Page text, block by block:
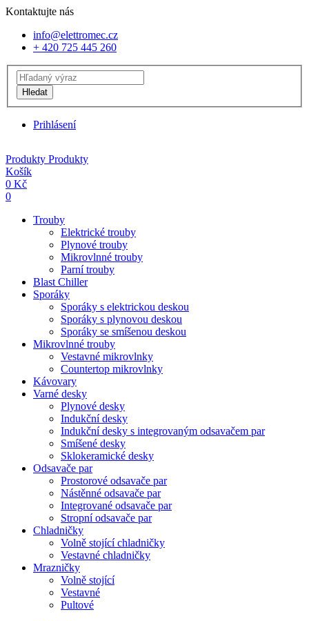
Kontaktujte nás
info@elettromec.cz
+ 420 725 445 260
Hledat
Prihlásení
Produkty Produkty
Košík
0 Kč
0
Trouby
Elektrické trouby
Plynové trouby
Mikrovlnné trouby
Parní trouby
Blast Chiller
Sporáky
Sporáky s elektrickou deskou
Sporáky s plynovou deskou
Sporáky se smíšenou deskou
Mikrovlnné trouby
Vestavné mikrovlnky
Countertop mikrovlnky
Kávovary
Varné desky
Plynové desky
Indukční desky
Indukční desky s integrovaným odsavačem par
Smíšené desky
Sklokeramické desky
Odsavače par
Prostorové odsavače par
Nástěnné odsavače par
Integrované odsavače par
Stropní odsavače par
Chladničky
Volně stojící chladničky
Vestavné chladničky
Mrazničky
Volně stojící
Vestavné
Pultové